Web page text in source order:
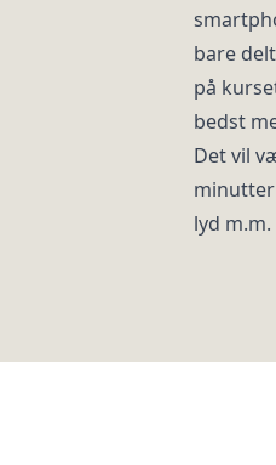
bare
på
bedst
Det vil
lyd m.m.